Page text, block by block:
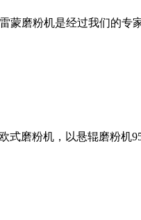
蒙磨粉机是经过我们的专
磨粉机，以悬辊磨粉机